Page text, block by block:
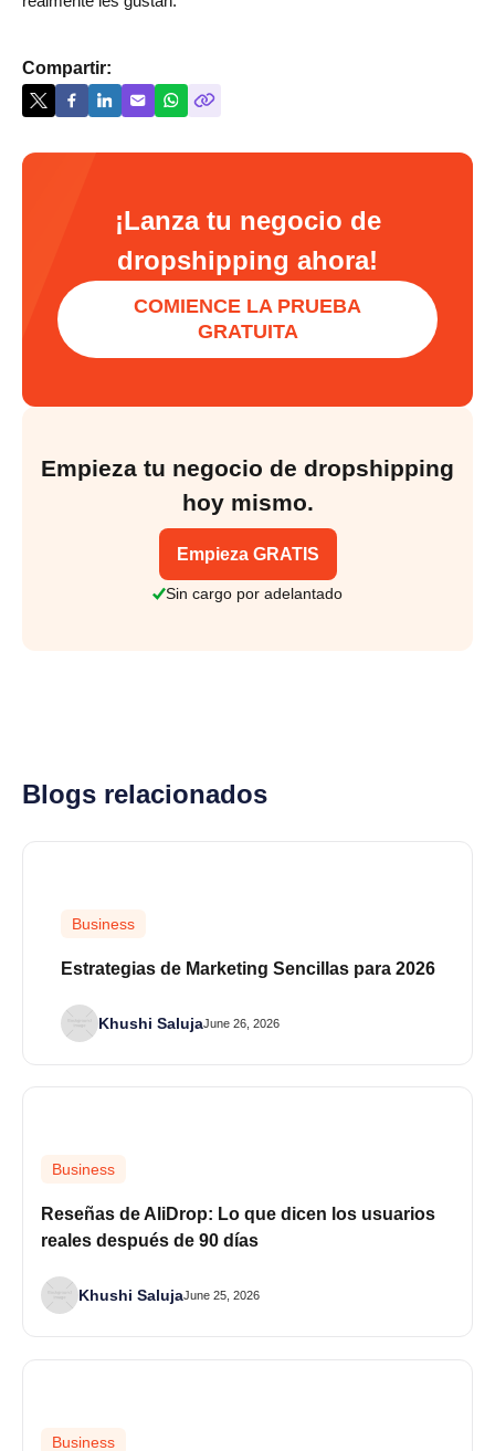
Compartir:
¡Lanza tu negocio de
dropshipping ahora!
COMIENCE LA PRUEBA
GRATUITA
Empieza tu negocio de dropshipping
hoy mismo.
Empieza GRATIS
Sin cargo por adelantado
Blogs relacionados
Business
Estrategias de Marketing Sencillas para 2026
Khushi SalujaJune 26, 2026
Business
Reseñas de AliDrop: Lo que dicen los usuarios
reales después de 90 días
Khushi SalujaJune 25, 2026
Business